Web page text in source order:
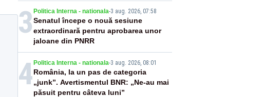
3 Politica Interna - nationala-3 aug. 2026, 07:58
Senatul începe o nouă sesiune
extraordinară pentru aprobarea unor
jaloane din PNRR
4Politica Interna - nationala-3 aug. 2026, 08:01
România, la un pas de categoria
„junk”. Avertismentul BNR: „Ne-au mai
păsuit pentru câteva luni”